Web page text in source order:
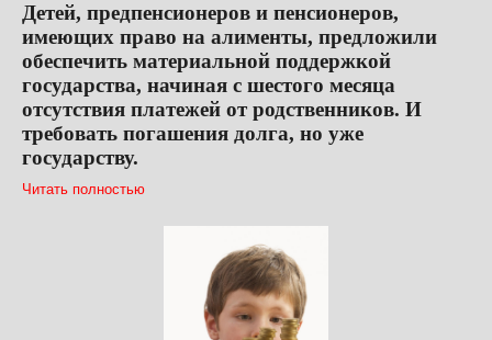
Детей, предпенсионеров и пенсионеров,
имеющих право на алименты, предложили
обеспечить материальной поддержкой
государства, начиная с шестого месяца
отсутствия платежей от родственников. И
требовать погашения долга, но уже
государству.
Читать полностью